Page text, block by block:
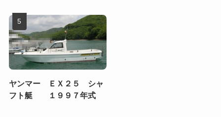
ヤンマー ＥＸ２５ シャ
フト艇 １９９７年式